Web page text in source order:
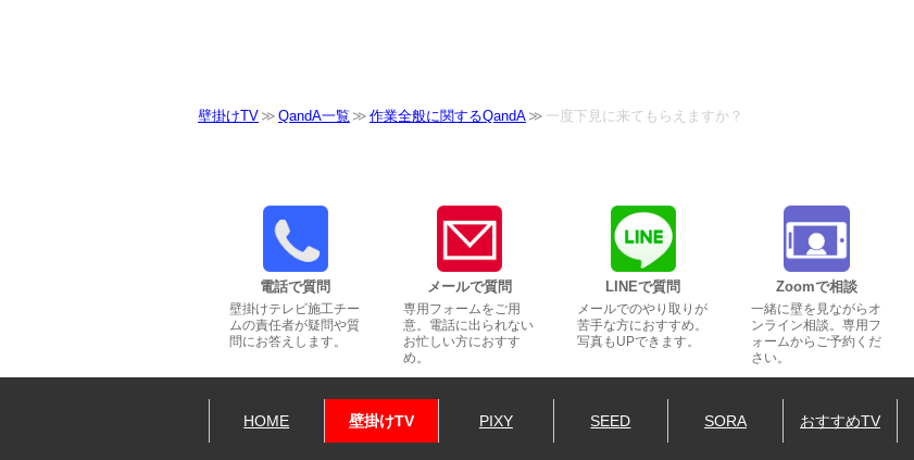
壁掛けTV QandA一覧 作業全般に関するQandA 一度下見に来てもらえますか？
電話で質問
壁掛けテレビ施工チー
ムの責任者が疑問や質
問にお答えします。
メールで質問
専用フォームをご用
意。電話に出られない
お忙しい方におすす
め。
LINEで質問
メールでのやり取りが
苦手な方におすすめ。
写真もUPできます。
Zoomで相談
一緒に壁を見ながらオ
ンライン相談。専用フ
ォームからご予約くだ
さい。
HOME 壁掛けTV PIXY SEED SORA おすすめTV